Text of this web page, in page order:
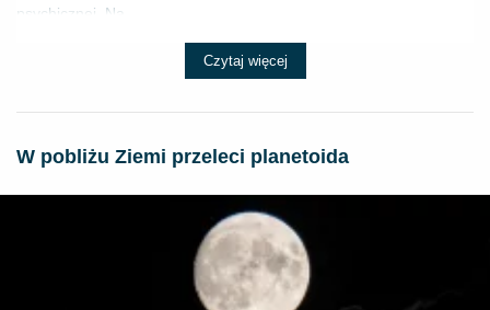
psychicznej. Na...
Czytaj więcej
W pobliżu Ziemi przeleci planetoida